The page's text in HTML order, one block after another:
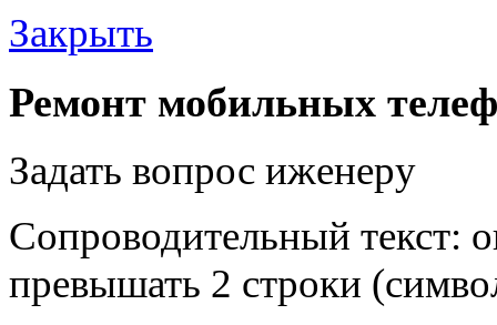
Закрыть
Ремонт мобильных
Задать вопрос иженеру
Сопроводительный текст:
превышать 2 строки